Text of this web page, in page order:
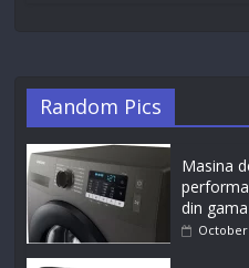
Random Pics
Masina
din
October